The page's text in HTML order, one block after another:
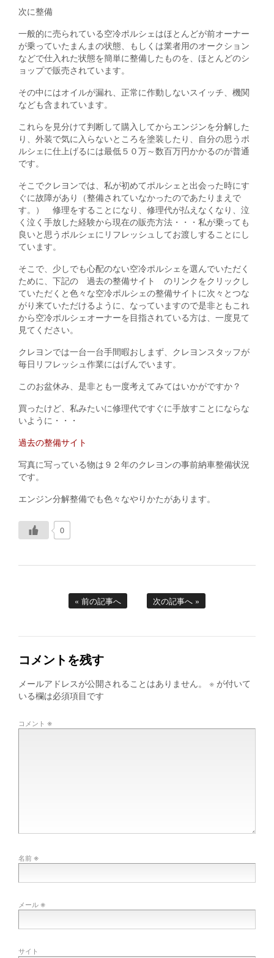
次に整備
一般的に売られている空冷ポルシェはほとんどが前オーナー
が乗っていたまんまの状態、もしくは業者用のオークション
などで仕入れた状態を簡単に整備したものを、ほとんどのシ
ョップで販売されています。
その中にはオイルが漏れ、正常に作動しないスイッチ、機関
なども含まれています。
これらを見分けて判断して購入してからエンジンを分解した
り、外装で気に入らないところを塗装したり、自分の思うポ
ルシェに仕上げるには最低５０万～数百万円かかるのが普通
です。
そこでクレヨンでは、私が初めてポルシェと出会った時にす
ぐに故障があり（整備されていなかったのであたりまえで
す。） 修理をすることになり、修理代が払えなくなり、泣
く泣く手放した経験から現在の販売方法・・・私が乗っても
良いと思うポルシェにリフレッシュしてお渡しすることにし
ています。
そこで、少しでも心配のない空冷ポルシェを選んでいただく
ために、下記の 過去の整備サイト のリンクをクリックし
ていただくと色々な空冷ポルシェの整備サイトに次々とつな
がり来ていただけるように、なっていますので是非ともこれ
から空冷ポルシェオーナーを目指されている方は、一度見て
見てください。
クレヨンでは一台一台手間暇おしまず、クレヨンスタッフが
毎日リフレッシュ作業にはげんでいます。
このお盆休み、是非とも一度考えてみてはいかがですか？
買ったけど、私みたいに修理代ですぐに手放すことにならな
いように・・・
過去の整備サイト
写真に写っている物は９２年のクレヨンの事前納車整備状況
です。
エンジン分解整備でも色々なやりかたがあります。
0
« 前の記事へ 次の記事へ »
コメントを残す
メールアドレスが公開されることはありません。 ※ が付いて
いる欄は必須項目です
コメント ※
名前※
メール※
サイト